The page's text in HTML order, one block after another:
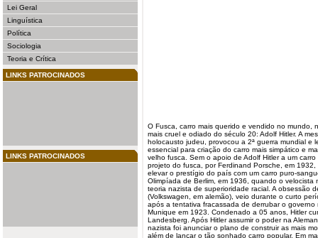
Lei Geral
Linguística
Política
Sociologia
Teoria e Crítica
LINKS PATROCINADOS
LINKS PATROCINADOS
O Fusca carro mais querido e vendido no mundo ,
mais cruel e odiado do século 20: Adolf Hitler. A
holocausto judeu, provocou a 2ª guerra mundial e
essencial para criação do carro mais simpático e
velho fusca. Sem o apoio de Adolf Hitler a um
projeto do fusca, por Ferdinand Porsche, em
elevar o prestígio do país com um carro puro-
Olimpíada de Berlim, em 1936, quando o velocista
teoria nazista de superioridade racial. A obsessão
(Volkswagen, em alemão), veio durante o curto
após a tentativa fracassada de derrubar o
Munique em 1923. Condenado a 05 anos, Hitler
Landesberg. Após Hitler assumir o poder na
nazista foi anunciar o plano de construir as mais
além de lançar o tão sonhado carro popular. Em